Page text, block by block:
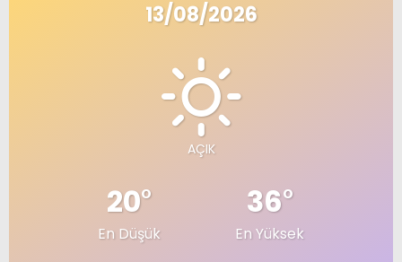
13/08/2026
AÇIK
20°
En Düşük
36°
En Yüksek